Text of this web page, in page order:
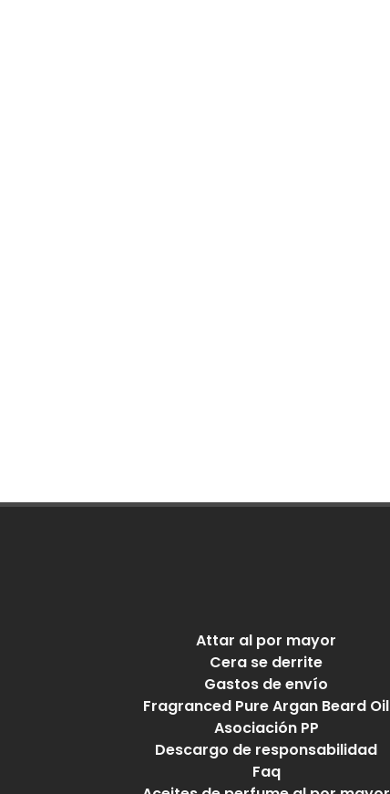
Attar al por mayor
Cera se derrite
Gastos de envío
Fragranced Pure Argan Beard Oil
Asociación PP
Descargo de responsabilidad
Faq